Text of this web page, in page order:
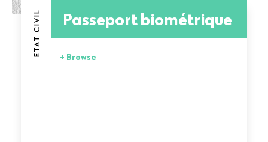
ETAT CIVIL Passeport biométrique
+ Browse